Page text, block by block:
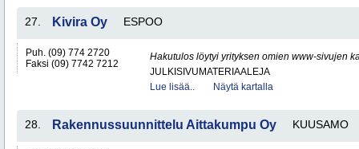
27. Kivira Oy ESPOO
Puh. (09) 774 2720
Faksi (09) 7742 7212
Hakutulos löytyi yrityksen omien www-sivujen
JULKISIVUMATERIAALEJA
Lue lisää..
Näytä kartalla
28. Rakennussuunnittelu Aittakumpu Oy KUUSAMO